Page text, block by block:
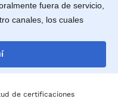
fuera de servicio,
canales, los cuales
de certificaciones